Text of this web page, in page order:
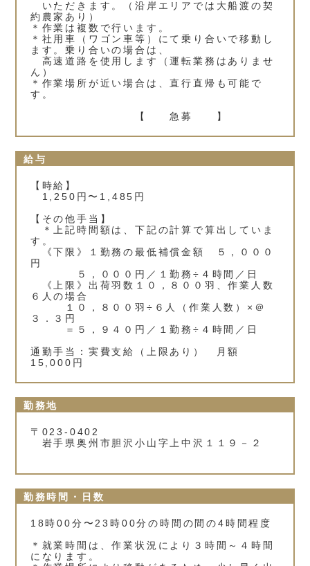
いただきます。（沿岸エリアでは大船渡の契
約農家あり）
＊作業は複数で行います。
＊社用車（ワゴン車等）にて乗り合いで移動し
ます。乗り合いの場合は、
高速道路を使用します（運転業務はありませ
ん）
＊作業場所が近い場合は、直行直帰も可能で
す。
【 急募 】
給与
【時給】
1,250円〜1,485円
【その他手当】
＊上記時間額は、下記の計算で算出していま
す。
《下限》１勤務の最低補償金額 ５，０００
円
５，０００円／１勤務÷４時間／日
《上限》出荷羽数１０，８００羽、作業人数
６人の場合
１０，８００羽÷６人（作業人数）×＠
３．３円
＝５，９４０円／１勤務÷４時間／日
通勤手当：実費支給（上限あり） 月額
15,000円
勤務地
〒023-0402
岩手県奥州市胆沢小山字上中沢１１９－２
勤務時間・日数
18時00分〜23時00分の時間の間の4時間程度
＊就業時間は、作業状況により３時間～４時間
になります。